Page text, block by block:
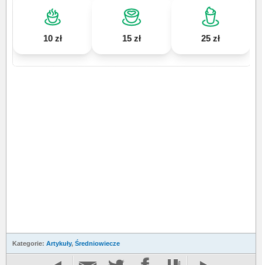
10 zł 15 zł 25 zł
Kategorie: Artykuły, Średniowiecze